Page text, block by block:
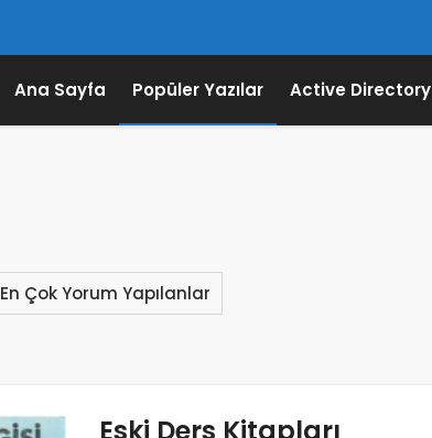
Ana Sayfa Popüler Yazılar Active Directory
En Çok Yorum Yapılanlar